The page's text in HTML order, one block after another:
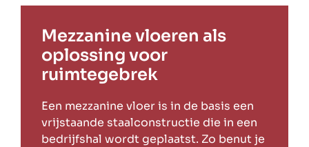
Mezzanine vloeren als
oplossing voor
ruimtegebrek
Een mezzanine vloer is in de basis een
vrijstaande staalconstructie die in een
bedrijfshal wordt geplaatst. Zo benut je